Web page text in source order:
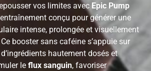
vos limites avec Epic Pump
conçu pour générer une
intense, prolongée et visuellement
booster sans caféine s’appuie sur
hautement dosés et
leflux sanguin, favoriser